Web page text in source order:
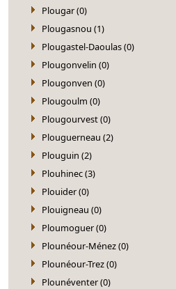
Plougar (0)
Plougasnou (1)
Plougastel-Daoulas (0)
Plougonvelin (0)
Plougonven (0)
Plougoulm (0)
Plougourvest (0)
Plouguerneau (2)
Plouguin (2)
Plouhinec (3)
Plouider (0)
Plouigneau (0)
Ploumoguer (0)
Plounéour-Ménez (0)
Plounéour-Trez (0)
Plounéventer (0)